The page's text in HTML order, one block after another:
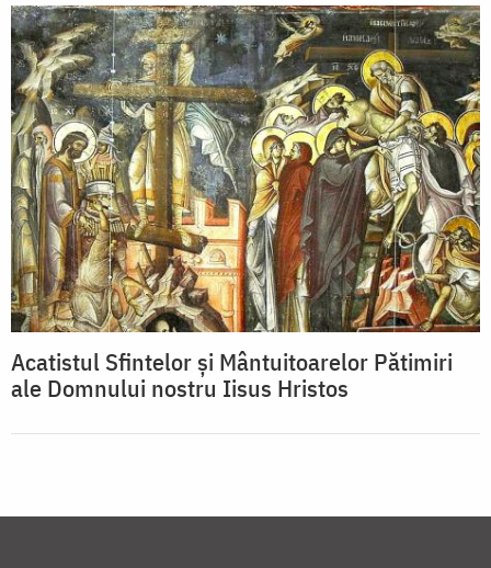
Acatistul Sfintelor şi Mântuitoarelor Pătimiri
ale Domnului nostru Iisus Hristos